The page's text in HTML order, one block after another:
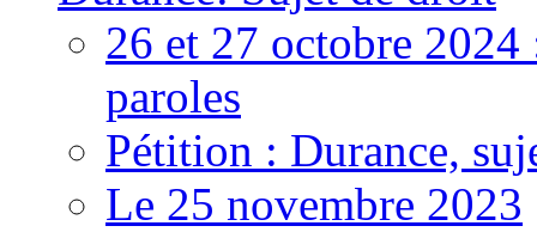
26 et 27 octobre 2024
paroles
Pétition : Durance,
Le 25 novembre 2023